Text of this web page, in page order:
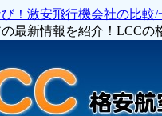
！激安飛行機会社の比較/
最新情報を紹介！LCC